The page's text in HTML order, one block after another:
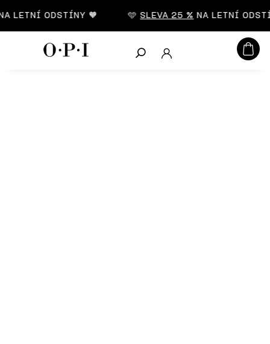
LETNÍ ODSTÍNY 🧡 🩵SLEVA 25 %NA LETNÍ
CZK
Hledat